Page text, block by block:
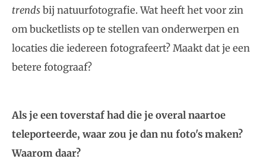
trends bij natuurfotografie. Wat heeft het voor zin
om bucketlists op te stellen van onderwerpen en
locaties die iedereen fotografeert? Maakt dat je een
betere fotograaf?
Als je een toverstaf had die je overal naartoe
teleporteerde, waar zou je dan nu foto's maken?
Waarom daar?